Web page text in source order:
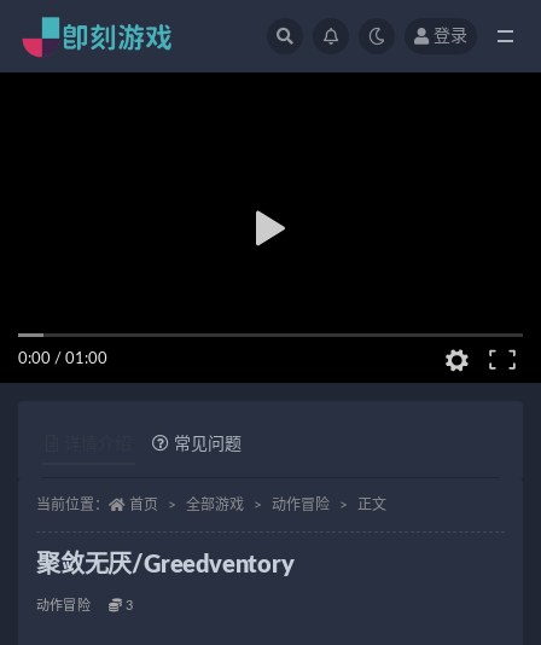
登录
0:00 / 01:00
常见问题
当前位置： 首页 全部游戏 动作冒险 正文
聚敛无厌/Greedventory
动作冒险 3